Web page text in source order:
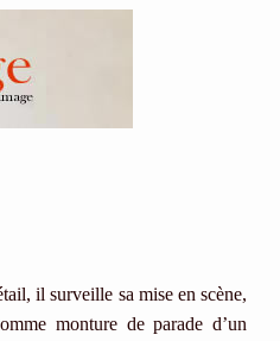
il surveille sa mise en scène,
monture de parade d’un